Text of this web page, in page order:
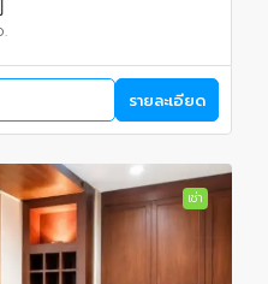
.
รายละเอียด
เช่า